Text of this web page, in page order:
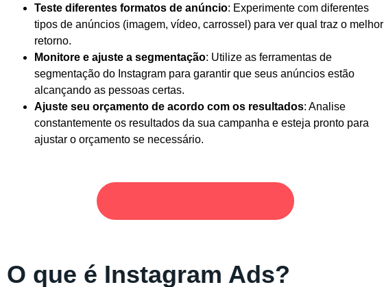
Teste diferentes formatos de anúncio: Experimente com diferentes
tipos de anúncios (imagem, vídeo, carrossel) para ver qual traz o melhor
retorno.
Monitore e ajuste a segmentação: Utilize as ferramentas de
segmentação do Instagram para garantir que seus anúncios estão
alcançando as pessoas certas.
Ajuste seu orçamento de acordo com os resultados: Analise
constantemente os resultados da sua campanha e esteja pronto para
ajustar o orçamento se necessário.
O que é Instagram Ads?